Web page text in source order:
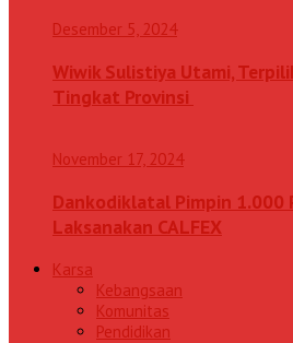
Desember 5, 2024
Wiwik Sulistiya Utami,
Tingkat Provinsi
November 17, 2024
Dankodiklatal Pimpin 1.000
Laksanakan CALFEX
Karsa
Kebangsaan
Komunitas
Pendidikan